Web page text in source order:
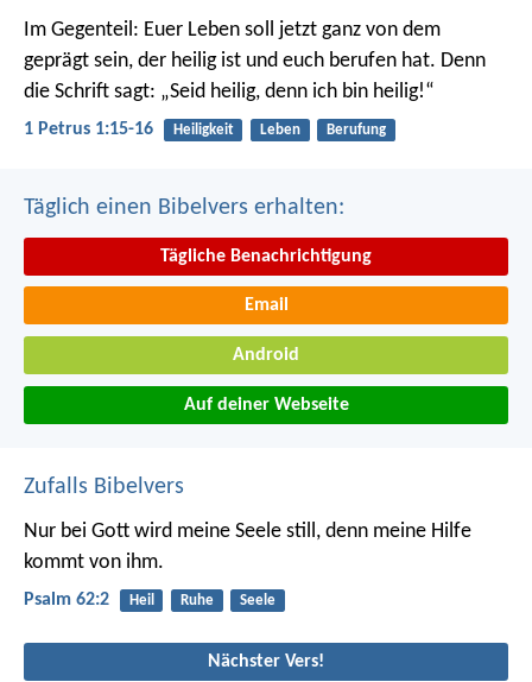
Im Gegenteil: Euer Leben soll jetzt ganz von dem
geprägt sein, der heilig ist und euch berufen hat. Denn
die Schrift sagt: „Seid heilig, denn ich bin heilig!“
1 Petrus 1:15-16 Heiligkeit Leben Berufung
Täglich einen Bibelvers erhalten:
Tägliche Benachrichtigung
Email
Android
Auf deiner Webseite
Zufalls Bibelvers
Nur bei Gott wird meine Seele still, denn meine Hilfe
kommt von ihm.
Psalm 62:2 Heil Ruhe Seele
Nächster Vers!